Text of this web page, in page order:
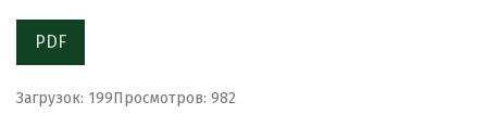
PDF
Загрузок: 199Просмотров: 982